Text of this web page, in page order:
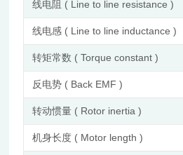
线电阻 ( Line to line resistance )
线电感 ( Line to line inductance )
转矩常数 ( Torque constant )
反电势 ( Back EMF )
转动惯量 ( Rotor inertia )
机身长度 ( Motor length )